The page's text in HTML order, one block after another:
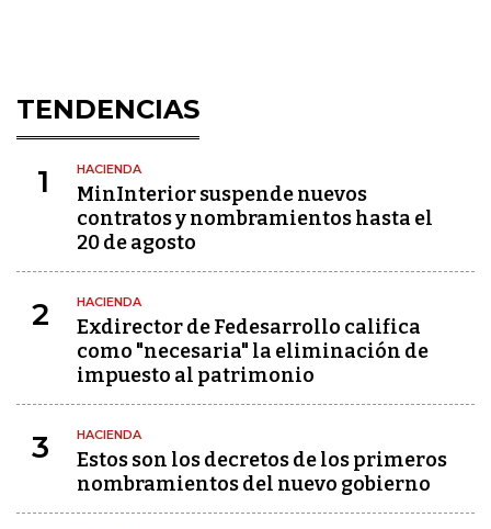
TENDENCIAS
1 HACIENDA
MinInterior suspende nuevos
contratos y nombramientos hasta el
20 de agosto
2 HACIENDA
Exdirector de Fedesarrollo califica
como "necesaria" la eliminación de
impuesto al patrimonio
3 HACIENDA
Estos son los decretos de los primeros
nombramientos del nuevo gobierno